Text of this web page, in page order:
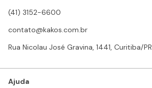
(41) 3152-6600
contato@kakos.com.br
Rua Nicolau José Gravina, 1441, Curitiba/PR
Ajuda